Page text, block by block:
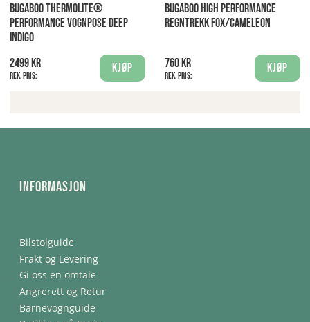
BUGABOO THERMOLITE®
PERFORMANCE VOGNPOSE DEEP
INDIGO
2499 kr
Rek. pris:
Kjøp
BUGABOO HIGH PERFORMANCE
REGNTREKK FOX/CAMELEON
760 kr
Rek. pris:
Kjøp
Informasjon
Bilstolguide
Frakt og Levering
Gi oss en omtale
Angrerett og Retur
Barnevognguide